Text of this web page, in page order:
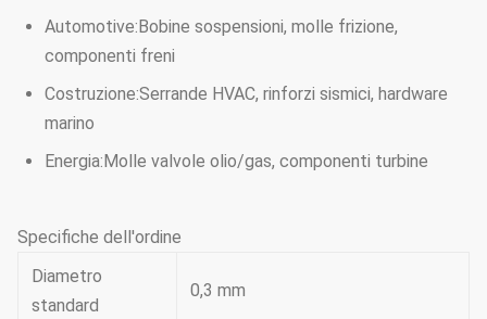
Automotive:Bobine sospensioni, molle frizione,
componenti freni
Costruzione:Serrande HVAC, rinforzi sismici, hardware
marino
Energia:Molle valvole olio/gas, componenti turbine
Specifiche dell'ordine
Diametro
standard
0,3 mm